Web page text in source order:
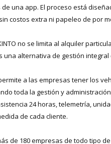
una app. El proceso está
costos extra ni papeleo de por
no se limita al alquiler
una alternativa de gestión integral
a las empresas tener los
toda la gestión y
24 horas, telemetría,
de cada cliente.
de 180 empresas de todo tipo